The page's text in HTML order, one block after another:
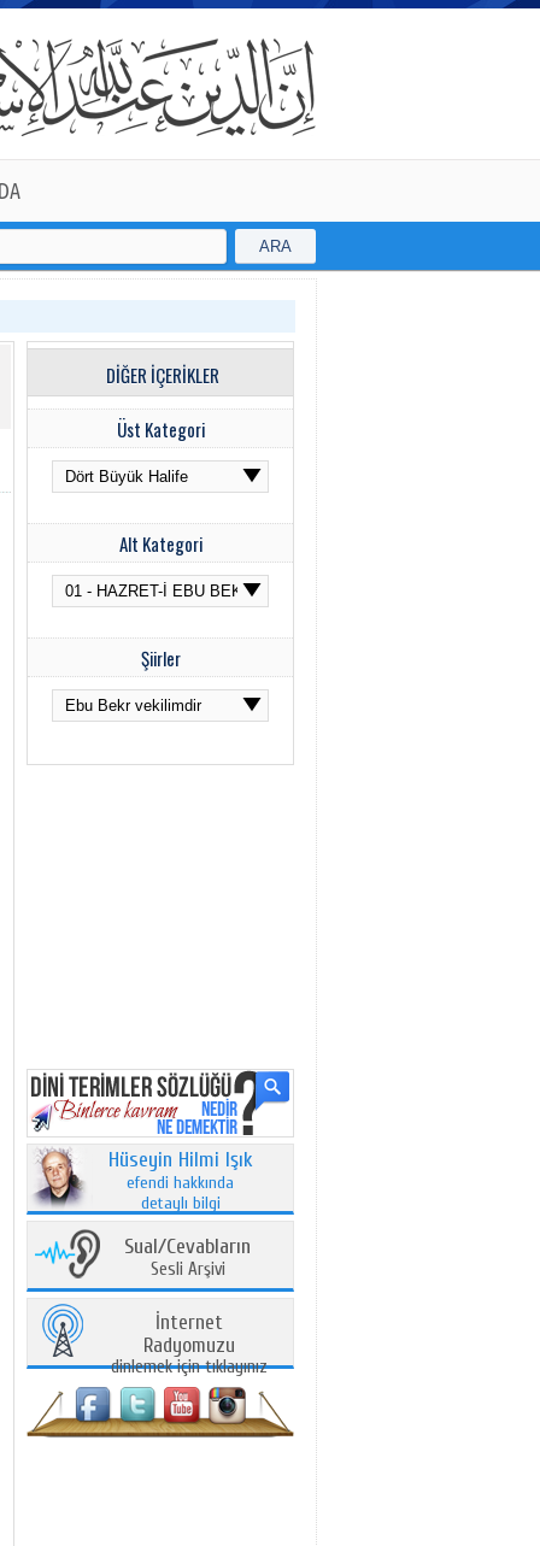
ARA
DİĞER İÇERİKLER
Üst Kategori
Alt Kategori
Şiirler
Hüseyin Hilmi Işık
efendi hakkında
detaylı bilgi
Sual/Cevabların
Sesli Arşivi
İnternet
Radyomuzu
dinlemek için tıklayınız